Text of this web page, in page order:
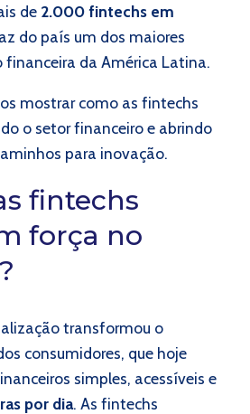
de2.000 fintechs em
do país um dos maiores
financeira da América Latina.
mostrar como as fintechs
o setor financeiro e abrindo
para inovação.
fintechs
força no
transformou o
consumidores, que hoje
simples, acessíveis e
por dia. As fintechs